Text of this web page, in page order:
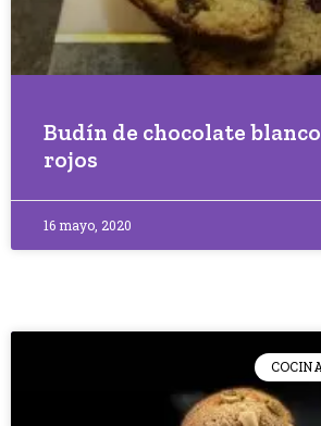
Budín de chocolate
rojos
16 mayo, 2020